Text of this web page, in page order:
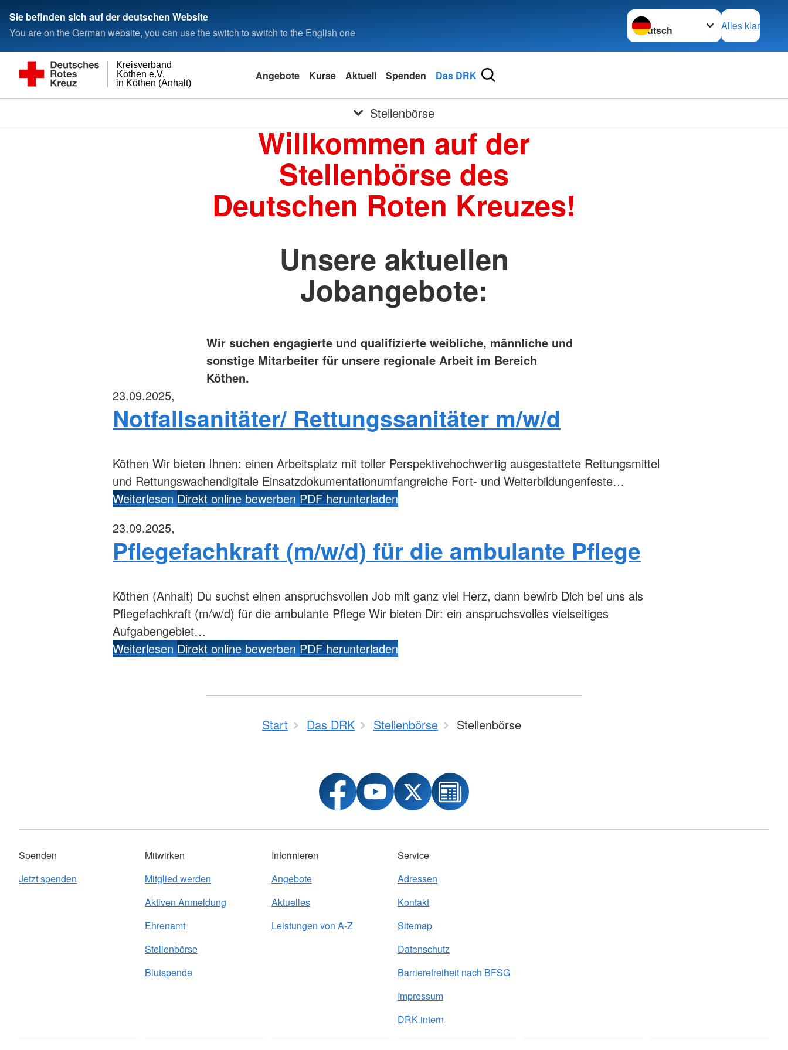
Sie befinden sich auf der deutschen Website
You are on the German website, you can use the switch to switch to the English one
Sprache wechseln zu
Alles klar
in Köthen (Anhalt)
Köthen e.V.
Kreisverband
Angebote Kurse Aktuell Spenden Das DRK
Stellenbörse
Willkommen auf der
Stellenbörse des
Deutschen Roten Kreuzes!
Unsere aktuellen
Jobangebote:
Wir suchen engagierte und qualifizierte weibliche, männliche und
sonstige Mitarbeiter für unsere regionale Arbeit im Bereich
Köthen.
23.09.2025,
Notfallsanitäter/ Rettungssanitäter m/w/d
Köthen Wir bieten Ihnen: einen Arbeitsplatz mit toller Perspektivehochwertig ausgestattete Rettungsmittel
und Rettungswachendigitale Einsatzdokumentationumfangreiche Fort- und Weiterbildungenfeste…
WeiterlesenDirekt online bewerbenPDF herunterladen
23.09.2025,
Pflegefachkraft (m/w/d) für die ambulante Pflege
Köthen (Anhalt) Du suchst einen anspruchsvollen Job mit ganz viel Herz, dann bewirb Dich bei uns als
Pflegefachkraft (m/w/d) für die ambulante Pflege Wir bieten Dir: ein anspruchsvolles vielseitiges
Aufgabengebiet…
WeiterlesenDirekt online bewerbenPDF herunterladen
Start Das DRK Stellenbörse Stellenbörse
Spenden
Jetzt spenden
Mitwirken
Mitglied werden
Aktiven Anmeldung
Ehrenamt
Stellenbörse
Blutspende
Informieren
Angebote
Aktuelles
Leistungen von A-Z
Service
Adressen
Kontakt
Sitemap
Datenschutz
Barrierefreiheit nach BFSG
Impressum
DRK intern